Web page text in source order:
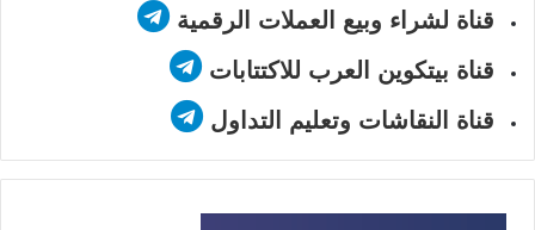
قناة لشراء وبيع العملات الرقمية
قناة بيتكوين العرب للاكتتابات
قناة النقاشات وتعليم التداول